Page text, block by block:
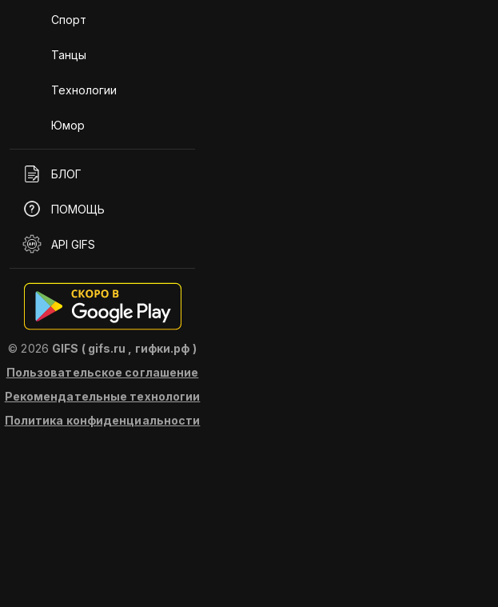
Спорт
Танцы
Технологии
Юмор
БЛОГ
ПОМОЩЬ
API GIFS
© 2026 GIFS ( gifs.ru , гифки.рф )
Пользовательское соглашение
Рекомендательные технологии
Политика конфиденциальности